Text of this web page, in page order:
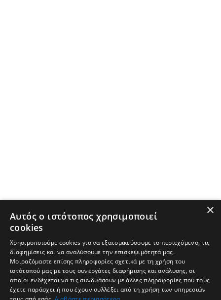
×
Αυτός ο ιστότοπος χρησιμοποιεί
cookies
Χρησιμοποιούμε cookies για να εξατομικεύσουμε το περιεχόμενο, τις
διαφημίσεις και να αναλύσουμε την επισκεψιμότητά μας.
Μοιραζόμαστε επίσης πληροφορίες σχετικά με τη χρήση του
ιστότοπού μας με τους συνεργάτες διαφήμισης και ανάλυσης, οι
οποίοι ενδέχεται να τις συνδυάσουν με άλλες πληροφορίες που τους
έχετε παράσχει ή που έχουν συλλέξει από τη χρήση των υπηρεσιών